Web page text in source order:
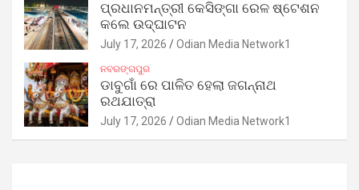
ପ୍ରଧାନମନ୍ତ୍ରୀ କେସିଙ୍ଗା ରେଳ ଷ୍ଟେଶନ
କଲେ ଉଦ୍‌ଘାଟନ
July 17, 2026 Odian Media Network1
ନବରଙ୍ଗପୁର
ଡାବୁଗାଁ ରେ ପାଳିତ ହେଲା ଜଗନ୍ନାଥ
ରଥଯାତ୍ରା
July 17, 2026 Odian Media Network1